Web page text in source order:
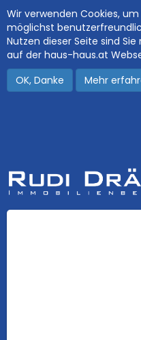
Wir verwenden Cookies,
möglichst
Nutzen dieser Seite sind
auf der haus-haus.at
OK, Danke
Mehr